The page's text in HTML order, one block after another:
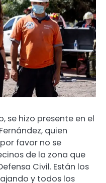
se hizo presente en el
quien
favor no se
de la zona que
Civil. Están los
y todos los